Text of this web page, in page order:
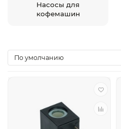
Насосы для
кофемашин